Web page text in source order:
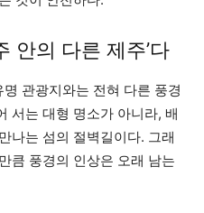
안의 다른 제주’다
관광지와는 전혀 다른 풍경
서는 대형 명소가 아니라, 배
나는 섬의 절벽길이다. 그래
큼 풍경의 인상은 오래 남는